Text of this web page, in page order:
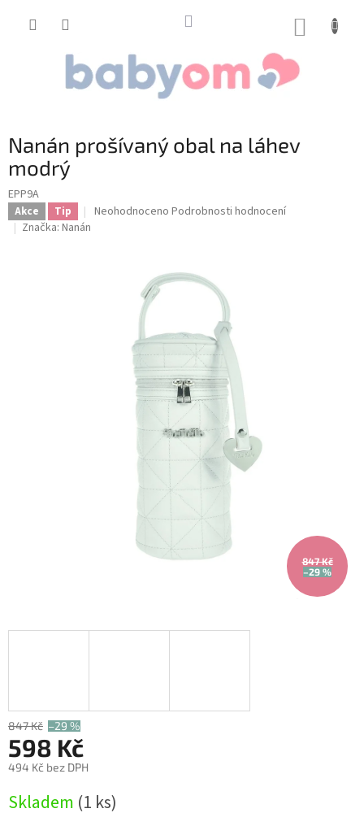
Nanán prošívaný obal na láhev
modrý
EPP9A
Akce Tip
Průměrné
hvězdiček.
Neohodnoceno Podrobnosti hodnocení
Značka: Nanán
847 Kč
–29 %
847 Kč –29 %
598 Kč
494 Kč bez DPH
cena:
Skladem (1 ks)